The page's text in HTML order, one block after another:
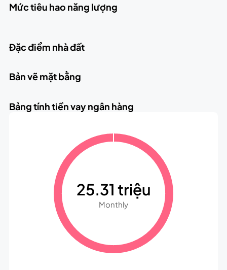
Mức tiêu hao năng lượng
Đặc điểm nhà đất
Bản vẽ mặt bằng
Bảng tính tiền vay ngân hàng
25.31 triệu
Monthly